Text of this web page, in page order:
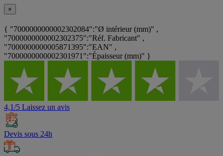
×
{ "7000000000002302084":"Ø intérieur (mm)" ,
"7000000000002302375":"Réf. Fabricant" ,
"7000000000005871395":"EAN" ,
"7000000000002301971":"Épaisseur (mm)" }
4,1/5 Laissez un avis
Devis sous 24h